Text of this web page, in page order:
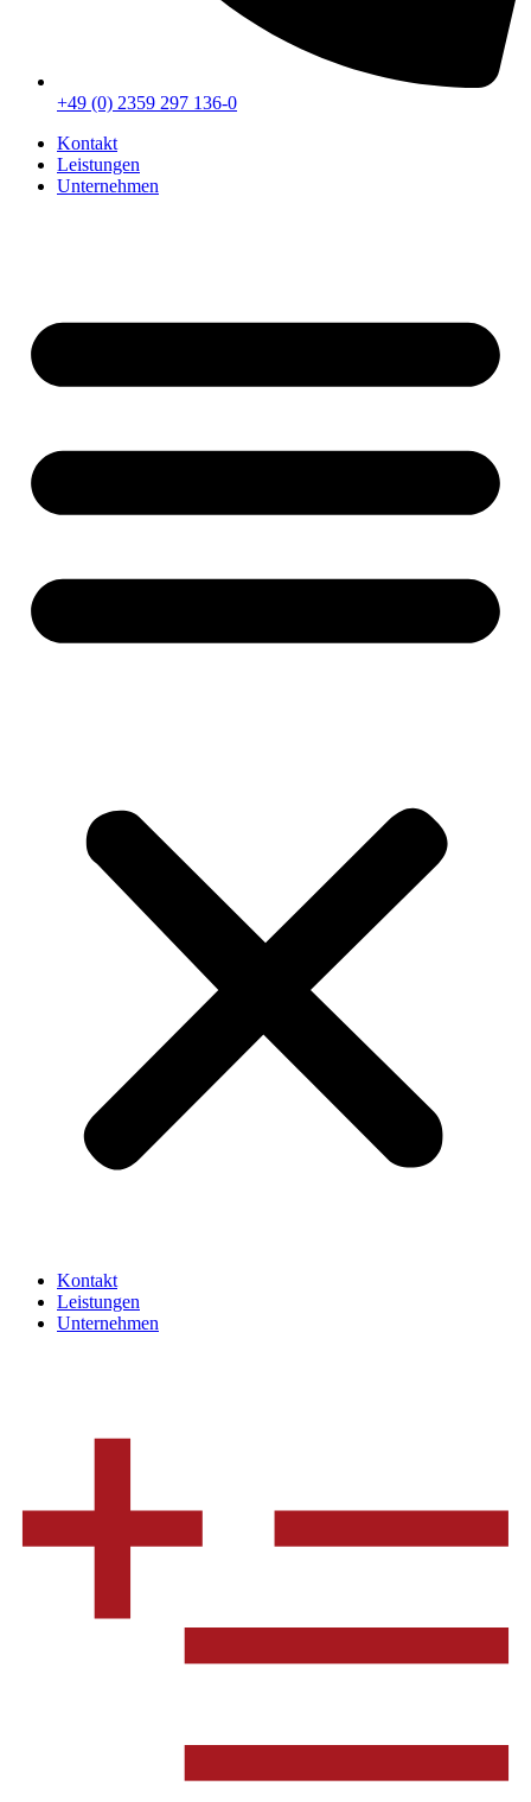
+49 (0) 2359 297 136-0
Kontakt
Leistungen
Unternehmen
Kontakt
Leistungen
Unternehmen